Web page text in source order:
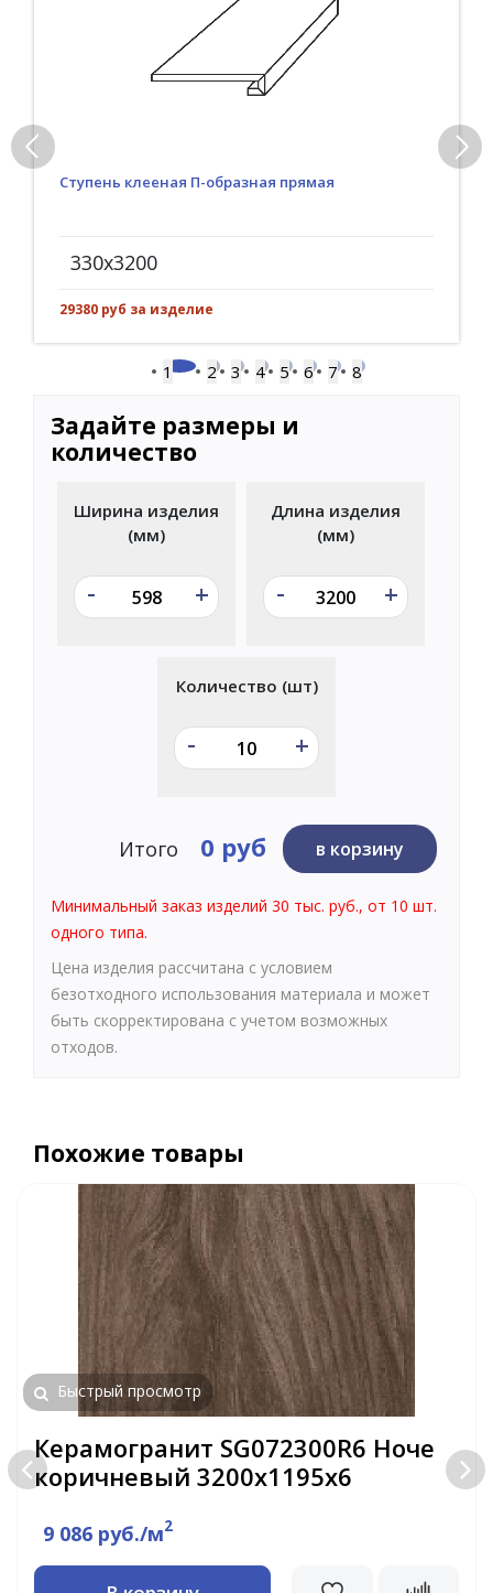
Ступень клееная П-образная прямая
330x3200
29380 руб за изделие
1 2 3 4 5 6 7 8
Задайте размеры и
количество
Ширина изделия
(мм)
- +
Длина изделия
(мм)
- +
Количество (шт)
- +
Итого 0 руб в корзину
Минимальный заказ изделий 30 тыс. руб., от 10 шт.
одного типа.
Цена изделия рассчитана с условием
безотходного использования материала и может
быть скорректирована с учетом возможных
отходов.
Похожие товары
Быстрый просмотр
Керамогранит SG072300R6 Ноче
коричневый 3200х1195х6
9 086 руб./м2